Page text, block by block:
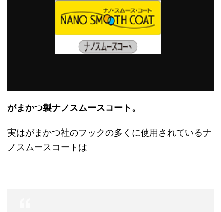
がまかつ製ナノスムースコート。
実はがまかつ社のフックの多くに使用されているナ
ノスムースコートは